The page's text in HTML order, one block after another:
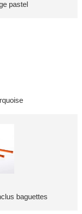
pastel
baguettes